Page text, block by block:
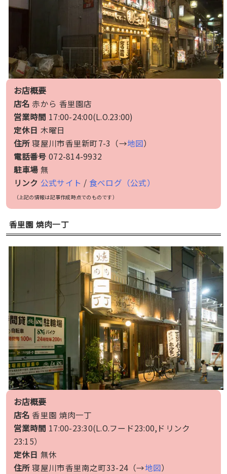
お店概要
店名 赤から 香里園店
営業時間 17:00-24:00(L.O.23:00)
定休日 木曜日
住所寝屋川市香里新町7-3（→地図）
電話番号 072-814-9932
駐車場 無
リンク 公式サイト / 食べログ（公式）
（上記の情報は記事作成時点でのものです）
香里園 焼肉一丁
お店概要
店名 香里園 焼肉一丁
営業時間 17:00-23:30(L.O.フード23:00,ドリンク
23:15）
定休日 無休
住所寝屋川市香里南之町33-24（→地図）